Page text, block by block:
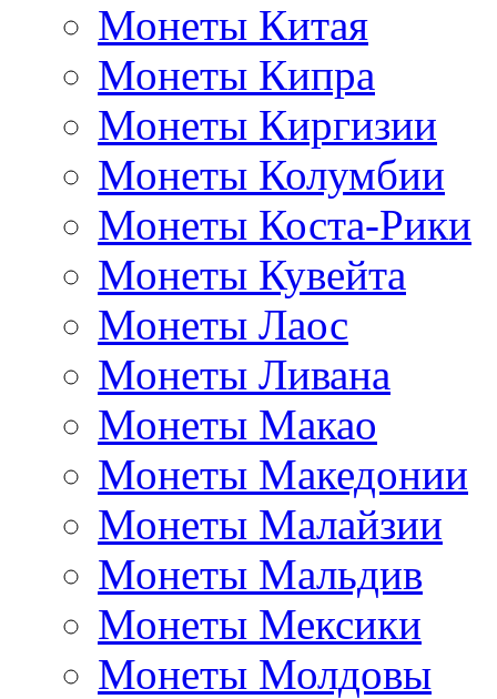
Монеты Китая
Монеты Кипра
Монеты Киргизии
Монеты Колумбии
Монеты Коста-Рики
Монеты Кувейта
Монеты Лаос
Монеты Ливана
Монеты Макао
Монеты Македонии
Монеты Малайзии
Монеты Мальдив
Монеты Мексики
Монеты Молдовы